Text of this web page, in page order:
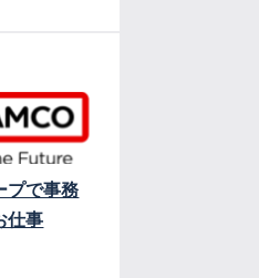
プで事務
仕事